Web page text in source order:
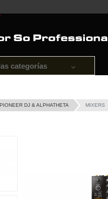
categorías
PIONEER DJ & ALPHATHETA MIXERS